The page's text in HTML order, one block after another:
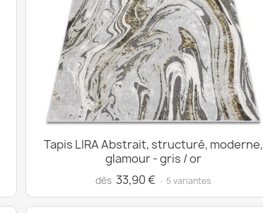
Tapis LIRA Abstrait, structuré, moderne,
glamour - gris / or
dès 33,90 € · 5 variantes